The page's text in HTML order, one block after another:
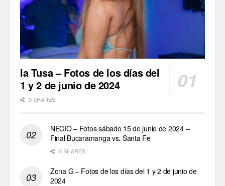
la Tusa – Fotos de los días del
1 y 2 de junio de 2024
0 SHARES
NECIO – Fotos sábado 15 de junio de 2024 –
Final Bucaramanga vs. Santa Fe
0 SHARES
Zona G – Fotos de los días del 1 y 2 de junio de
2024